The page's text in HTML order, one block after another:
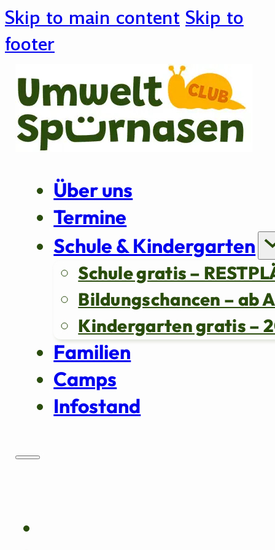
Skip to main content Skip to
footer
Über uns
Termine
Schule & Kindergarten
Schule gratis –
Bildungschancen – ab
Kindergarten gratis –
Familien
Camps
Infostand